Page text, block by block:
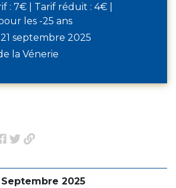
Septembre 2025
: 7€ | Tarif réduit : 4€ |
les -25 ans
septembre 2025
la Vénerie